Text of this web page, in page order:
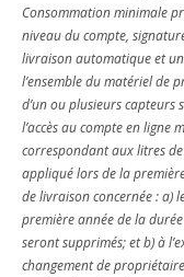
Consommation minimale
niveau du compte,
livraison automatique et
l’ensemble du matériel de
d’un ou plusieurs capteurs
l’accès au compte en ligne
correspondant aux litres
appliqué lors de la
de livraison concernée : a)
première année de la
seront supprimés; et b) à
changement de